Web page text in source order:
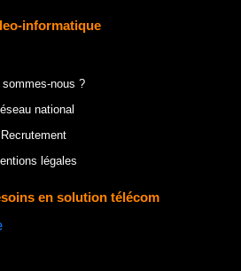
informatique
sommes-nous ?
national
Recrutement
légales
en solution télécom